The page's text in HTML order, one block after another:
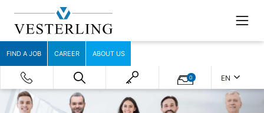
FIND A JOB CAREER ABOUT US
0 EN